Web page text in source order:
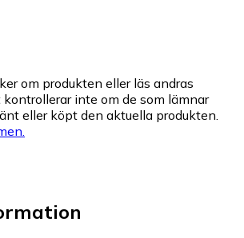
om produkten eller läs andras
inte om de som lämnar
eller köpt den aktuella produkten.